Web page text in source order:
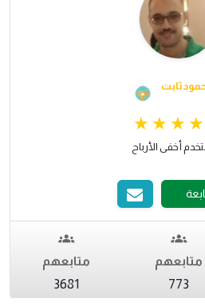
ثابت
أخفى الأرباح
متابعهم
773
متابعهم
3681